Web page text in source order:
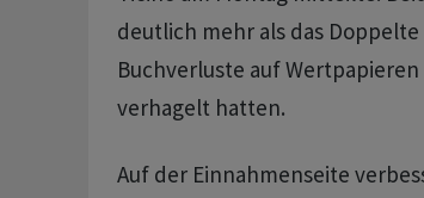
deutlich mehr als das
Buchverluste auf
verhagelt hatten.
Auf der Einnahmenseite